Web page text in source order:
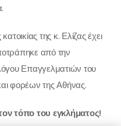
της κ. Ελίζας έχει
από την
Επαγγελματιών του
φορέων της Αθήνας.
τόπο του εγκλήματος!